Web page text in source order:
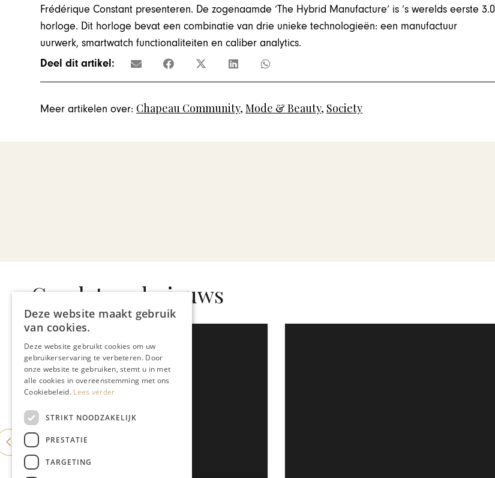
Frédérique Constant presenteren. De zogenaamde ‘The Hybrid Manufacture’ is ’s werelds eerste 3.0
horloge. Dit horloge bevat een combinatie van drie unieke technologieën: een manufactuur
uurwerk, smartwatch functionaliteiten en caliber analytics.
Deel dit artikel:
Meer artikelen over: Chapeau Community,Mode & Beauty, Society
Gerelateerd nieuws
Deze website maakt gebruik
van cookies.
Deze website gebruikt cookies om uw
gebruikerservaring te verbeteren. Door
onze website te gebruiken, stemt u in met
alle cookies in overeenstemming met ons
Cookiebeleid. Lees verder
STRIKT NOODZAKELIJK
PRESTATIE
TARGETING